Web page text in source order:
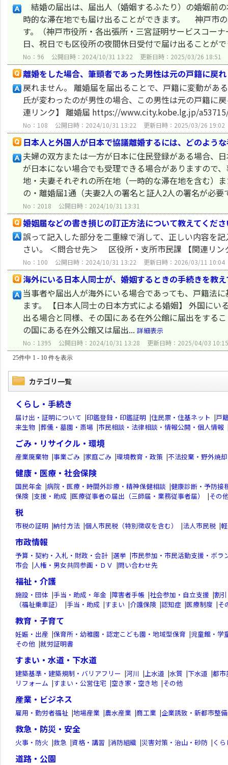
結婚の届出は、届出人（婚姻するふたり）の婚姻前
時的な滞在地でも届け出ることができます。 神戸市
す。（神戸市役所・各出張所・三宮証明サービスコ
日、祝日でも区役所の夜間休日受付で届け出ることが
No：96 公開日時：2024/10/31 13:22 更新日時：2025/03/26 18:51
離婚をした場合、筆頭者であった男性は元の戸籍に戻
戻れません。 離婚届を届出ることで、戸籍に変動が
氏が変わったのが男性の場合、この男性は元の戸籍
連リンク】 離婚届 https://www.city.kobe.lg.jp/
No：108 公開日時：2024/10/31 13:22 更新日時：2025/03/26 19:02
日本人と外国人が日本で協議離婚するには、どのよう
夫婦の双方または一方が日本に住民登録がある場合、
が日本にない場合でも受理できる場合がありますの
地・夫妻それぞれの所在地（一時的な滞在地を含む）
の・離婚届1通（夫妻2人の署名と証人2人の署名が必
No：2018 公開日時：2024/10/31 13:31
婚姻届などの書き損じの訂正方法について教えてくだ
誤って記入した部分を二重線で消して、正しい内容を
さい。 ＜問合せ先＞ 区役所・支所市民課 【関連リン
No：100 公開日時：2024/10/31 13:22 更新日時：2026/03/11 10:04
海外にいる日本人同士が、婚姻するときの手続きを教
当事者や届出人が海外にいる場合であっても、戸籍法
ます。 【日本人同士の日本方式による婚姻】 外国に
出る場合と同様、その国にある在外公館に届出をする
の国にある在外公館又は届出... 詳細表示
No：1395 公開日時：2024/10/31 13:28 更新日時：2025/04/03 10:15
25件中 1 - 10 件を表示
カテゴリ一覧
くらし・手続き
届け出・証明について |印鑑登録・印鑑証明 |住民票・住基ネット |戸
来生物 |葬儀・墓園・斎場 |市民相談・法律相談・情報公開・個人情報
ごみ・リサイクル・環境
産業廃棄物 |事業ごみ |家庭ごみ |環境教育・政策 |不法投棄・野外焼却
健康・医療・社会保険
国民年金 |病院・医療・時間外診療・精神保健相談 |健康診断・予防接
保険 |支援・助成 |医療従事者の届出（三師届・業務従事者届） |その
税
市税の証明 |納付方法 |個人市民税（特別徴収を含む） |法人市民税 |
市政情報
予算・契約・入札・財政・会計 |選挙 |市民参加・市民活動支援・ボラ
市会 |人権・男女共同参画・ＤＶ |問い合わせ先
福祉・介護
施設・団体 |手当・助成・年金 |障害者手帳 |社会参加・自立支援 |割
（福祉乗車証）
|手当・助成 |すまい |介護保険 |認知症 |医療制度 |そ
教育・子育て
妊娠・出産 |保育所・幼稚園・認定こども園・地域型保育 |児童館・学
その他 |就労証明書
すまい・水道・下水道
建築基準・建築規制・バリアフリー |河川 |上水道 |水質 |下水道 |都市
リフォーム |すまい・公営住宅 |空き家・空き地 |その他
産業・ビジネス
雇用・勤労者福祉 |地場産業 |農水産業 |商工業 |企業誘致・新都市整備
救急・防災・安全
火事・防火 |救急 |資格・講習 |消防組織 |災害対策・治山・砂防 |く
道路・公園